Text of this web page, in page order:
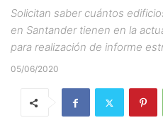
Solicitan saber cuántos
en Santander tienen en la
para realización de informe
05/06/2020